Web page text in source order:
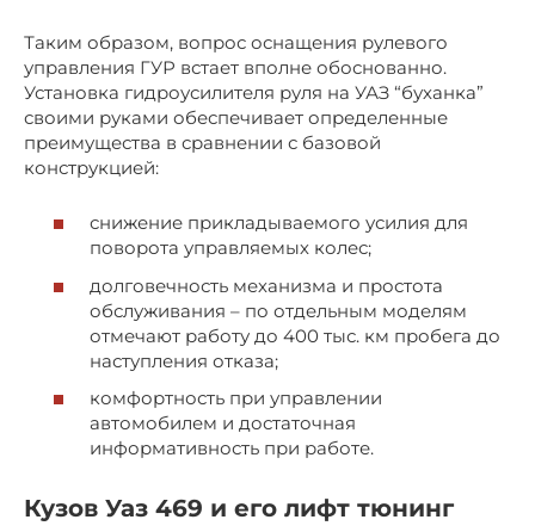
Таким образом, вопрос оснащения рулевого
управления ГУР встает вполне обоснованно.
Установка гидроусилителя руля на УАЗ “буханка”
своими руками обеспечивает определенные
преимущества в сравнении с базовой
конструкцией:
снижение прикладываемого усилия для
поворота управляемых колес;
долговечность механизма и простота
обслуживания – по отдельным моделям
отмечают работу до 400 тыс. км пробега до
наступления отказа;
комфортность при управлении
автомобилем и достаточная
информативность при работе.
Кузов Уаз 469 и его лифт тюнинг